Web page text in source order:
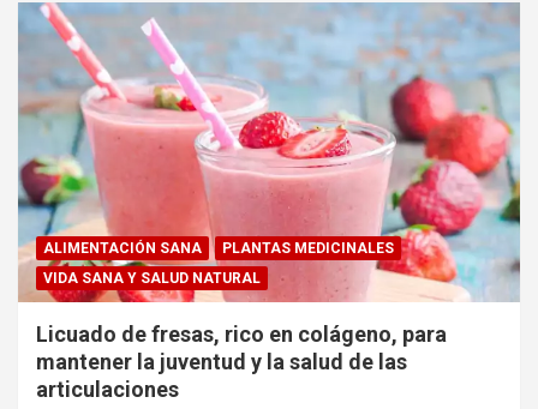
ALIMENTACIÓN SANA
PLANTAS MEDICINALES
VIDA SANA Y SALUD NATURAL
Licuado de fresas, rico en colágeno, para
mantener la juventud y la salud de las
articulaciones